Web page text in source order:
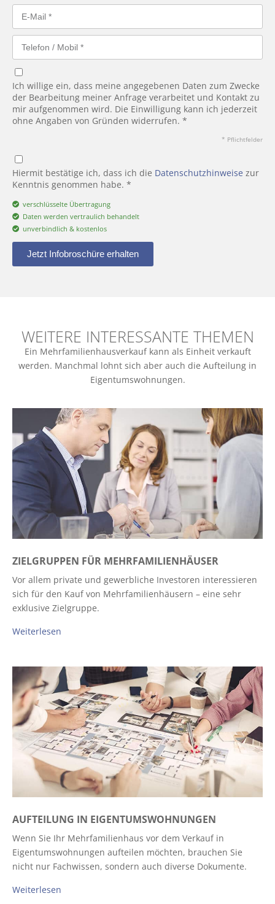
Ich willige ein, dass meine angegebenen Daten zum Zwecke
der Bearbeitung meiner Anfrage verarbeitet und Kontakt zu
mir aufgenommen wird. Die Einwilligung kann ich jederzeit
ohne Angaben von Gründen widerrufen. *
* Pflichtfelder
Hiermit bestätige ich, dass ich die Datenschutzhinweise zur
Kenntnis genommen habe. *
verschlüsselte Übertragung
Daten werden vertraulich behandelt
unverbindlich & kostenlos
Jetzt Infobroschüre erhalten
WEITERE INTERESSANTE THEMEN
Ein Mehrfamilienhausverkauf kann als Einheit verkauft
werden. Manchmal lohnt sich aber auch die Aufteilung in
Eigentumswohnungen.
ZIELGRUPPEN FÜR MEHRFAMILIENHÄUSER
Vor allem private und gewerbliche Investoren interessieren
sich für den Kauf von Mehrfamilienhäusern – eine sehr
exklusive Zielgruppe.
Weiterlesen
AUFTEILUNG IN EIGENTUMSWOHNUNGEN
Wenn Sie Ihr Mehrfamilienhaus vor dem Verkauf in
Eigentumswohnungen aufteilen möchten, brauchen Sie
nicht nur Fachwissen, sondern auch diverse Dokumente.
Weiterlesen